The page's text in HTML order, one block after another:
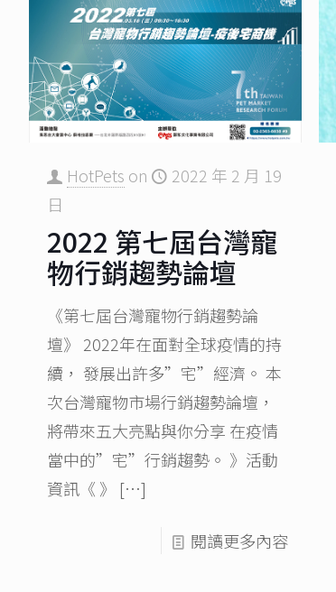
HotPets on
2022 年 2 月 19
日
2022 第七屆台灣寵
物行銷趨勢論壇​
《第七屆台灣寵物行銷趨勢論
壇》 2022年在面對全球疫情的持
續​， 發展出許多”宅”經濟。​ 本
次台灣寵物市場行銷趨勢論壇， ​
將帶來五大亮點與你分享 在疫情
當中的”宅”行銷趨勢​。 》活動
資訊《 》 […]
閱讀更多內容